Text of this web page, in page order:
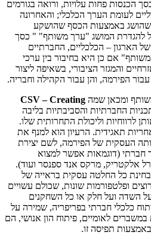
הכנסות פחות עלויות, ורואה בגורמים
לעומת הערך הכלכלי; והאחרונה
באמצעות הכסף שהושקע
להגדרת המושג "ערך משותף" " כסך
של הארגון – הכלכליים, החברתיים
אם כן היא בחיבור בין ערכי
והמגזר הציבורי, בשאיפה ליצור
עבור הפירמה, והן עבור הקהילה וחבריה.
ומכאן שמה CSV – Creating
החברתיות והסביבתיות בליבה
לרווחיות וליכולת התחרותית שלו.
תאגידית. הרעיון הוא למנף את
העסקית של הפירמה, לשם יצירת
חברתי (דוגמאות אפשר למצוא
אלקטריק, מרקס אנד ספנסר ועוד).
בחינת כל החלטה עסקית בראייה של
ופלטפורמות שונות, שכולם עשויים
השדה ועל חלק או כל השחקנים
כלכלי חברתי בפריפריה, שמירה על
לאומיים, פיתוח הון אנושי, הם
תפיסה זו.